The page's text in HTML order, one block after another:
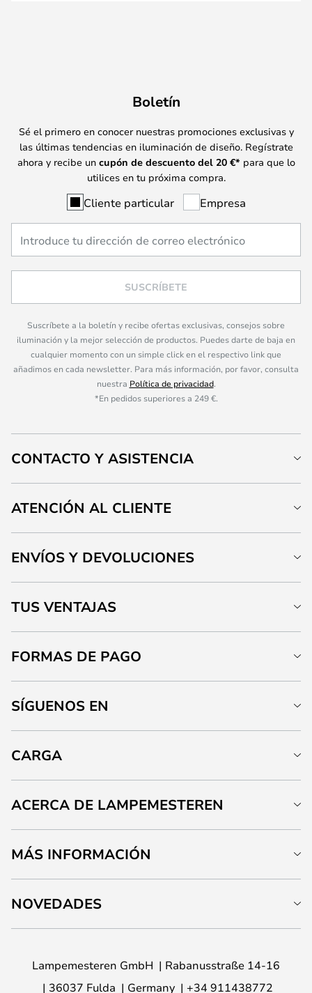
Boletín
Sé el primero en conocer nuestras promociones exclusivas y
las últimas tendencias en iluminación de diseño. Regístrate
ahora y recibe un cupón de descuento del 20 €* para que lo
utilices en tu próxima compra.
Cliente particular Empresa
SUSCRÍBETE
Suscríbete a la boletín y recibe ofertas exclusivas, consejos sobre
iluminación y la mejor selección de productos. Puedes darte de baja en
cualquier momento con un simple click en el respectivo link que
añadimos en cada newsletter. Para más información, por favor, consulta
nuestra Política de privacidad.
*En pedidos superiores a 249 €.
CONTACTO Y ASISTENCIA
ATENCIÓN AL CLIENTE
ENVÍOS Y DEVOLUCIONES
TUS VENTAJAS
FORMAS DE PAGO
SÍGUENOS EN
CARGA
ACERCA DE LAMPEMESTEREN
MÁS INFORMACIÓN
NOVEDADES
Lampemesteren GmbH
Rabanusstraße 14-16
36037 Fulda
Germany +34 911438772